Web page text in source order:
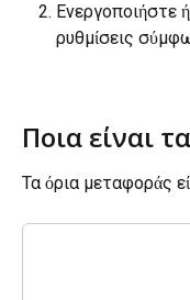
Ενεργοποιήστε
ρυθμίσεις
Ποια είναι
Τα όρια μεταφοράς